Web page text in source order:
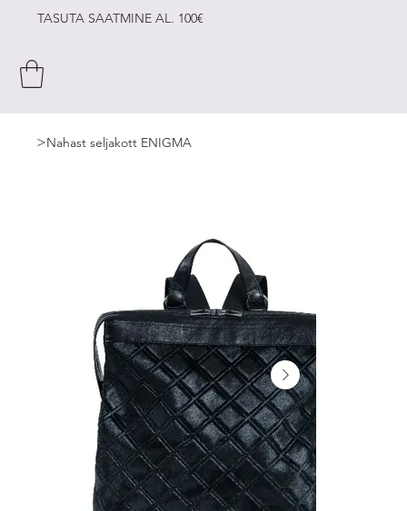
TASUTA SAATMINE AL. 100€
>Nahast seljakott ENIGMA